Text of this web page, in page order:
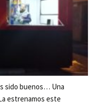
sido buenos… Una
estrenamos este